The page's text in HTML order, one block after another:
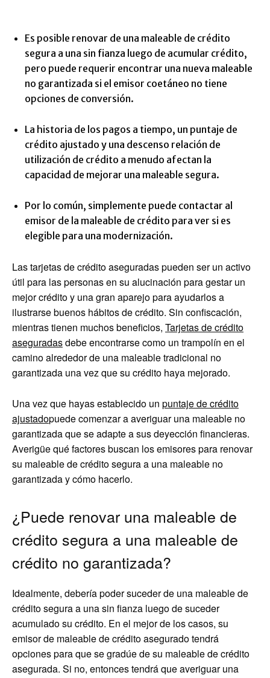
Es posible renovar de una maleable de crédito
segura a una sin fianza luego de acumular crédito,
pero puede requerir encontrar una nueva maleable
no garantizada si el emisor coetáneo no tiene
opciones de conversión.
La historia de los pagos a tiempo, un puntaje de
crédito ajustado y una descenso relación de
utilización de crédito a menudo afectan la
capacidad de mejorar una maleable segura.
Por lo común, simplemente puede contactar al
emisor de la maleable de crédito para ver si es
elegible para una modernización.
Las tarjetas de crédito aseguradas pueden ser un activo
útil para las personas en su alucinación para gestar un
mejor crédito y una gran aparejo para ayudarlos a
ilustrarse buenos hábitos de crédito. Sin confiscación,
mientras tienen muchos beneficios, Tarjetas de crédito
aseguradasdebe encontrarse como un trampolín en el
camino alrededor de una maleable tradicional no
garantizada una vez que su crédito haya mejorado.
Una vez que hayas establecido un puntaje de crédito
ajustadopuede comenzar a averiguar una maleable no
garantizada que se adapte a sus deyección financieras.
Averigüe qué factores buscan los emisores para renovar
su maleable de crédito segura a una maleable no
garantizada y cómo hacerlo.
¿Puede renovar una maleable de
crédito segura a una maleable de
crédito no garantizada?
Idealmente, debería poder suceder de una maleable de
crédito segura a una sin fianza luego de suceder
acumulado su crédito. En el mejor de los casos, su
emisor de maleable de crédito asegurado tendrá
opciones para que se gradúe de su maleable de crédito
asegurada. Si no, entonces tendrá que averiguar una